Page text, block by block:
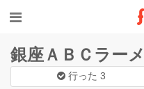
銀座ＡＢＣラー
行った3